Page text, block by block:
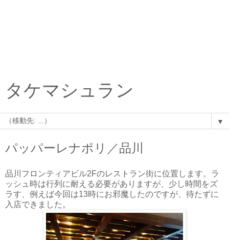
タケマシュラン
▼
パッパーレナポリ／品川
品川フロンティアビル2Fのレストラン街に位置します。ラ
ッシュ時は行列に耐える必要がありますが、少し時間をズ
ラす、例えば今回は13時にお邪魔したのですが、待たずに
入店できました。